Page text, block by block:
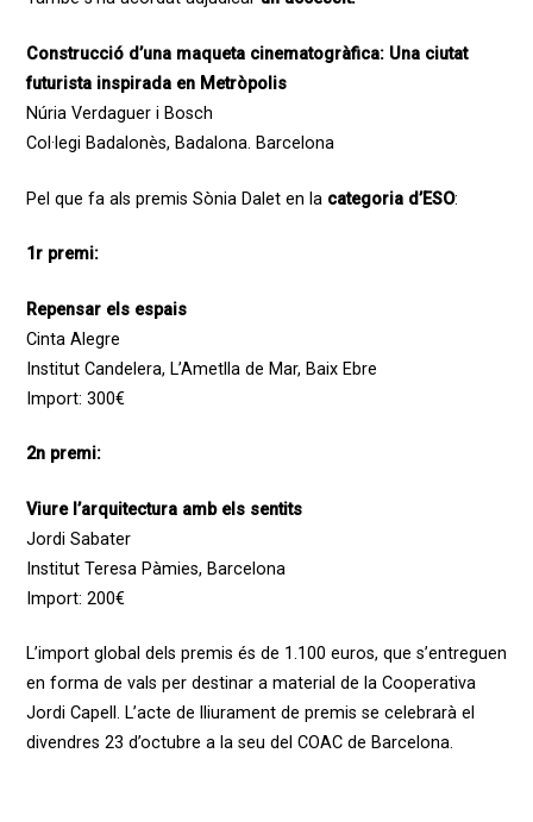
Construcció d’una maqueta cinematogràfica: Una ciutat
futurista inspirada en Metròpolis
Núria Verdaguer i Bosch
Col·legi Badalonès, Badalona. Barcelona
Pel que fa als premis Sònia Dalet en la categoria d’ESO:
1r premi:
Repensar els espais
Cinta Alegre
Institut Candelera, L’Ametlla de Mar, Baix Ebre
Import: 300€
2n premi:
Viure l’arquitectura amb els sentits
Jordi Sabater
Institut Teresa Pàmies, Barcelona
Import: 200€
L’import global dels premis és de 1.100 euros, que s’entreguen
en forma de vals per destinar a material de la Cooperativa
Jordi Capell. L’acte de lliurament de premis se celebrarà el
divendres 23 d’octubre a la seu del COAC de Barcelona.